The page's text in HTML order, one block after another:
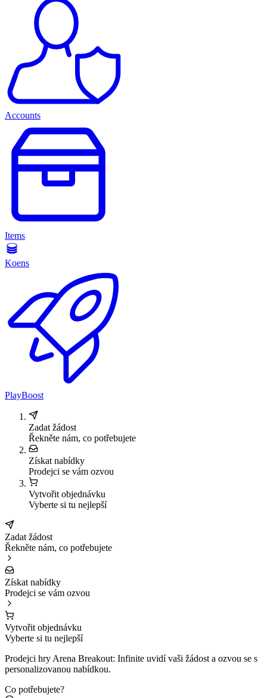
Accounts
Items
Koens
PlayBoost
Zadat žádost
Řekněte nám, co potřebujete
Získat nabídky
Prodejci se vám ozvou
Vytvořit objednávku
Vyberte si tu nejlepší
Zadat žádost
Řekněte nám, co potřebujete
Získat nabídky
Prodejci se vám ozvou
Vytvořit objednávku
Vyberte si tu nejlepší
Prodejci hry Arena Breakout: Infinite uvidí vaši žádost a ozvou se s
personalizovanou nabídkou.
Co potřebujete?